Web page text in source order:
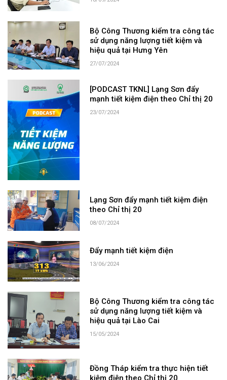
Bộ Công Thương kiểm tra công tác
sử dụng năng lượng tiết kiệm và
hiệu quả tại Hưng Yên
27/07/2024
[PODCAST TKNL] Lạng Sơn đẩy
mạnh tiết kiệm điện theo Chỉ thị 20
23/07/2024
Lạng Sơn đẩy mạnh tiết kiệm điện
theo Chỉ thị 20
08/07/2024
Đẩy mạnh tiết kiệm điện
13/06/2024
Bộ Công Thương kiểm tra công tác
sử dụng năng lượng tiết kiệm và
hiệu quả tại Lào Cai
15/05/2024
Đồng Tháp kiểm tra thực hiện tiết
kiệm điện theo Chỉ thị 20